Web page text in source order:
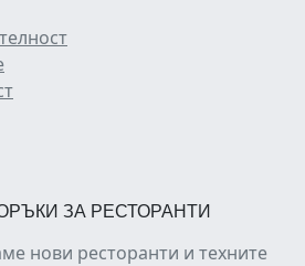
ЗА РЕСТОРАНТИ
нови ресторанти и техните